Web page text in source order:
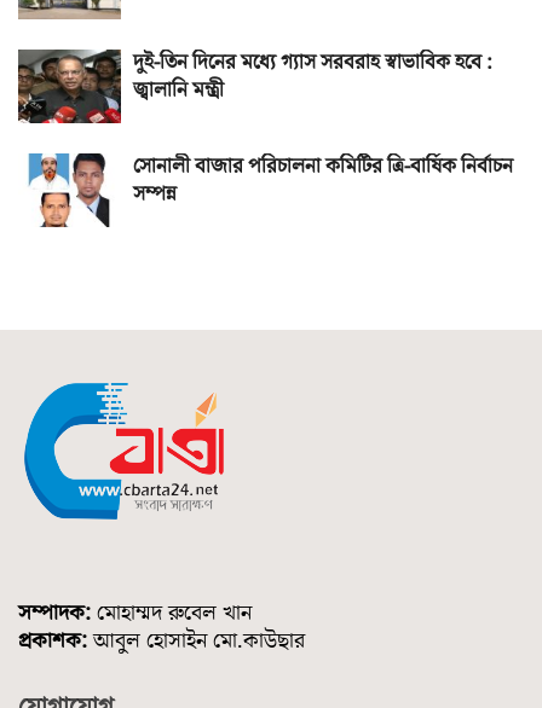
দুই-তিন দিনের মধ্যে গ্যাস সরবরাহ স্বাভাবিক হবে :
জ্বালানি মন্ত্রী
সোনালী বাজার পরিচালনা কমিটির ত্রি-বার্ষিক নির্বাচন
সম্পন্ন
সম্পাদক: মোহাম্মদ রুবেল খান
প্রকাশক:আবুল হোসাইন মো.কাউছার